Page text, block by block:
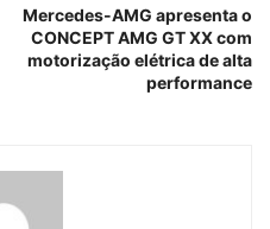
Mercedes-AMG apresenta o
CONCEPT AMG GT XX com
motorização elétrica de alta
performance